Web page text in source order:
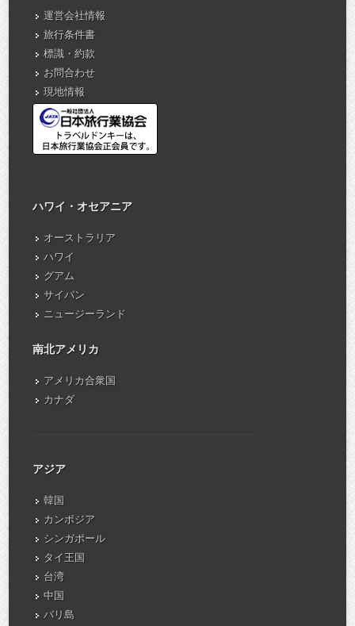
運営会社情報
旅行条件書
標識・約款
お問合わせ
現地情報
ハワイ・オセアニア
オーストラリア
ハワイ
グアム
サイパン
ニュージーランド
南北アメリカ
アメリカ合衆国
カナダ
アジア
韓国
カンボジア
シンガポール
タイ王国
台湾
中国
バリ島